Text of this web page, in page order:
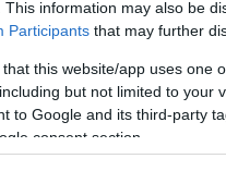
This information may also be
Participants that may further
that this website/app uses one
but not limited to your
to Google and its third-party
consent section.
kép a
hasonló témájú, fotó
szerint még
életét. Ugyanis